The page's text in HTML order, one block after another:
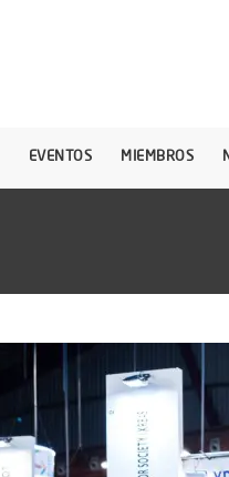
EVENTOS MIEMBROS